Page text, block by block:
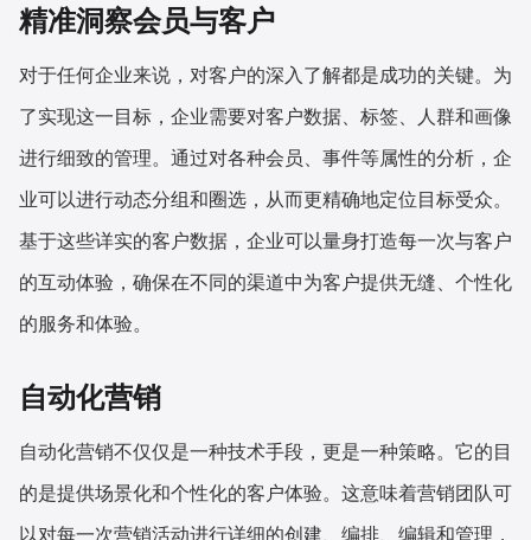
精准洞察会员与客户
对于任何企业来说，对客户的深入了解都是成功的关键。为
了实现这一目标，企业需要对客户数据、标签、人群和画像
进行细致的管理。通过对各种会员、事件等属性的分析，企
业可以进行动态分组和圈选，从而更精确地定位目标受众。
基于这些详实的客户数据，企业可以量身打造每一次与客户
的互动体验，确保在不同的渠道中为客户提供无缝、个性化
的服务和体验。
自动化营销
自动化营销不仅仅是一种技术手段，更是一种策略。它的目
的是提供场景化和个性化的客户体验。这意味着营销团队可
以对每一次营销活动进行详细的创建、编排、编辑和管理，